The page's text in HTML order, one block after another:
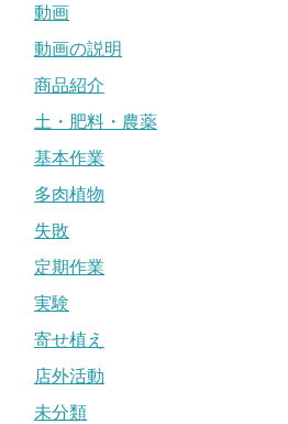
動画
動画の説明
商品紹介
土・肥料・農薬
基本作業
多肉植物
失敗
定期作業
実験
寄せ植え
店外活動
未分類